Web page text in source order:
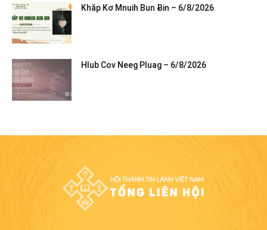
Khăp Kơ Mnuih Bun Ƀin – 6/8/2026
Hlub Cov Neeg Pluag – 6/8/2026